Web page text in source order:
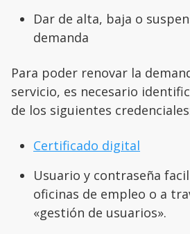
Dar de alta, baja o
demanda
Para poder renovar la
servicio, es necesario
de los siguientes
Certificado digital
Usuario y contraseña
oficinas de empleo o a
«gestión de usuarios».